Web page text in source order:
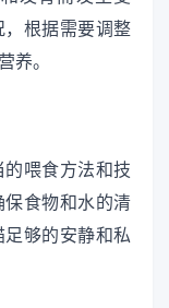
根据需要调整
养。
喂食方法和技
食物和水的清
够的安静和私